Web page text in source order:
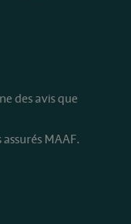
des avis que
MAAF.